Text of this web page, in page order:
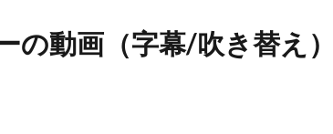
動画（字幕/吹き替え）